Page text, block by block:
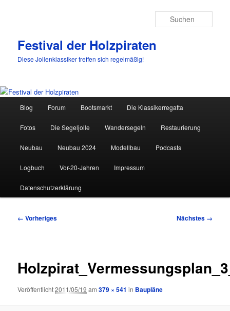
Festival der Holzpiraten
Diese Jollenklassiker treffen sich regelmäßig!
Zum
primären
Inhalt
springen
Blog Forum Bootsmarkt Die Klassikerregatta
Fotos Die Segeljolle Wandersegeln Restaurierung
Neubau Neubau 2024 Modellbau Podcasts
Logbuch Vor-20-Jahren Impressum
Datenschutzerklärung
Bilder-
← Vorheriges Nächstes →
Veröffentlicht2011/05/19 am379 × 541 in Baupläne